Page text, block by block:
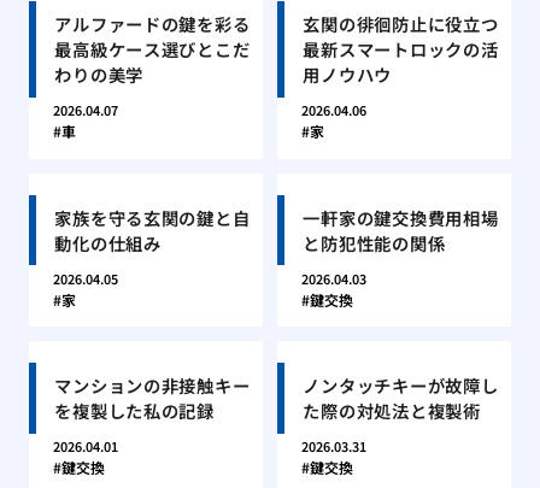
アルファードの鍵を彩る
最高級ケース選びとこだ
わりの美学
2026.04.07
車
玄関の徘徊防止に役立つ
最新スマートロックの活
用ノウハウ
2026.04.06
家
家族を守る玄関の鍵と自
動化の仕組み
2026.04.05
家
一軒家の鍵交換費用相場
と防犯性能の関係
2026.04.03
鍵交換
マンションの非接触キー
を複製した私の記録
2026.04.01
鍵交換
ノンタッチキーが故障し
た際の対処法と複製術
2026.03.31
鍵交換